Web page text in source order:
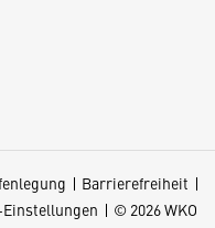
Barrierefreiheit
© 2026 WKO